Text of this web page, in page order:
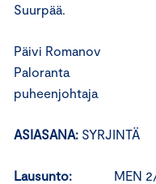
Suurpää.
Päivi
Paloranta
ASIASANA: SYRJINTÄ
Lausunto: MEN